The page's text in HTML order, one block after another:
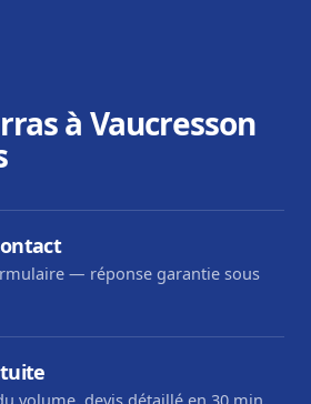
à Vaucresson
— réponse garantie sous